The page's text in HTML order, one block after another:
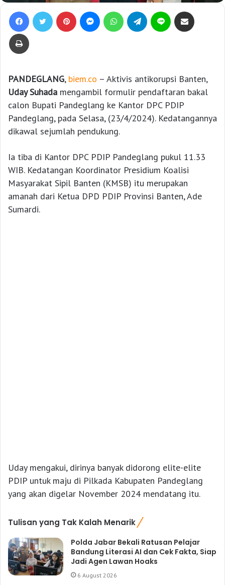
PANDEGLANG, biem.co – Aktivis antikorupsi Banten,
Uday Suhada mengambil formulir pendaftaran bakal
calon Bupati Pandeglang ke Kantor DPC PDIP
Pandeglang, pada Selasa, (23/4/2024). Kedatangannya
dikawal sejumlah pendukung.
Ia tiba di Kantor DPC PDIP Pandeglang pukul 11.33
WIB. Kedatangan Koordinator Presidium Koalisi
Masyarakat Sipil Banten (KMSB) itu merupakan
amanah dari Ketua DPD PDIP Provinsi Banten, Ade
Sumardi.
Uday mengakui, dirinya banyak didorong elite-elite
PDIP untuk maju di Pilkada Kabupaten Pandeglang
yang akan digelar November 2024 mendatang itu.
Tulisan yang Tak Kalah Menarik
Polda Jabar Bekali Ratusan Pelajar
Bandung Literasi AI dan Cek Fakta, Siap
Jadi Agen Lawan Hoaks
6 August 2026